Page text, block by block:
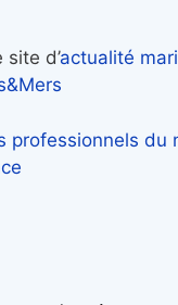
site d’actualité
professionnels du